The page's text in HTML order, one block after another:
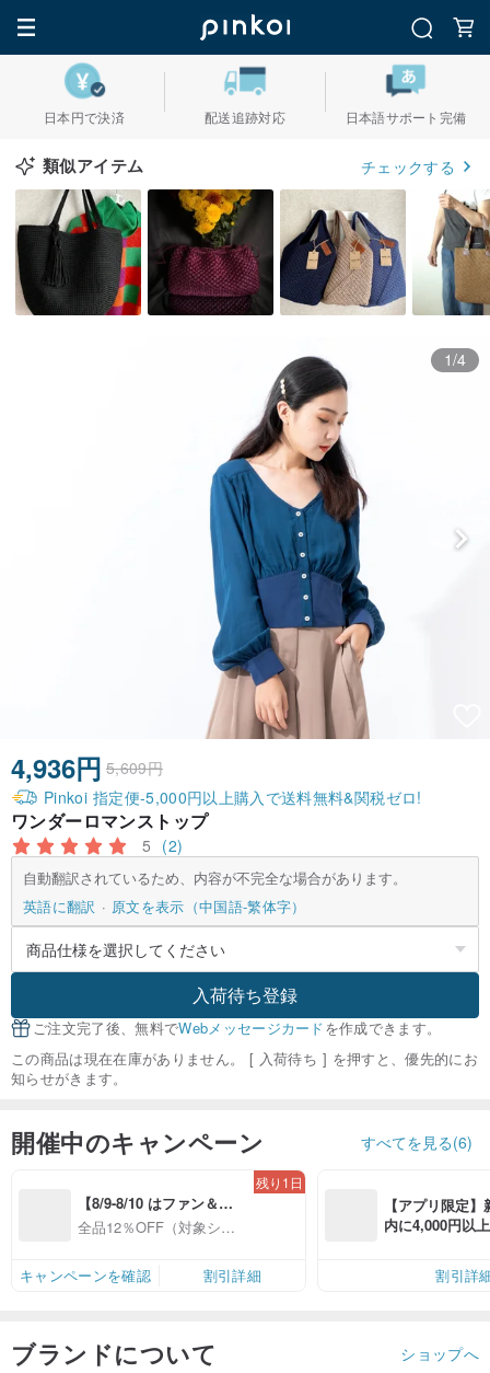
日本円で決済 配送追跡対応 日本語サポート完備
類似アイテム チェックする
1/4
4,936円 5,609円
Pinkoi 指定便-5,000円以上購入で送料無料&関税ゼロ!
ワンダーロマンストップ
5 (2)
自動翻訳されているため、内容が不完全な場合があります。
英語に翻訳
原文を表示（中国語-繁体字）
入荷待ち登録
ご注文完了後、無料でWebメッセージカードを作成できます。
この商品は現在在庫がありません。 [ 入荷待ち ] を押すと、優先的にお
知らせがきます。
開催中のキャンペーン すべてを見る(6)
【8/9-8/10 はファン＆会
員感謝デー】対象ショッ
プ全品12%OFF
全品12％OFF（対象ショ
残り1日
キャンペーンを確認 割引詳細
【アプリ限定
内に4,000円以
割引詳
ブランドについて ショップへ